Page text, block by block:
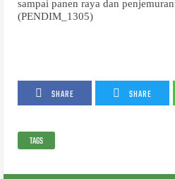
sampai panen raya dan
(PENDIM_1305)
SHARE SHARE
TAGS